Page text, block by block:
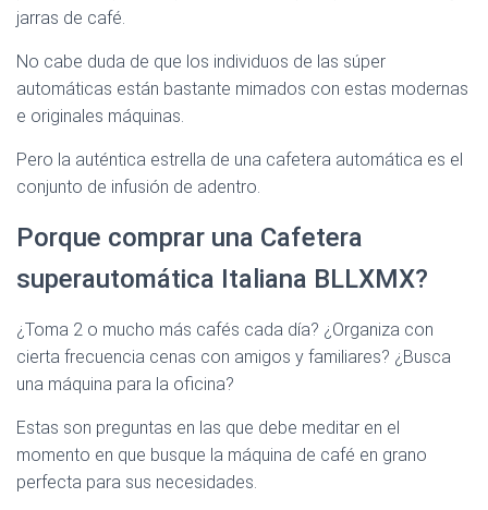
jarras de café.
No cabe duda de que los individuos de las súper
automáticas están bastante mimados con estas modernas
e originales máquinas.
Pero la auténtica estrella de una cafetera automática es el
conjunto de infusión de adentro.
Porque comprar una Cafetera
superautomática Italiana BLLXMX?
¿Toma 2 o mucho más cafés cada día? ¿Organiza con
cierta frecuencia cenas con amigos y familiares? ¿Busca
una máquina para la oficina?
Estas son preguntas en las que debe meditar en el
momento en que busque la máquina de café en grano
perfecta para sus necesidades.